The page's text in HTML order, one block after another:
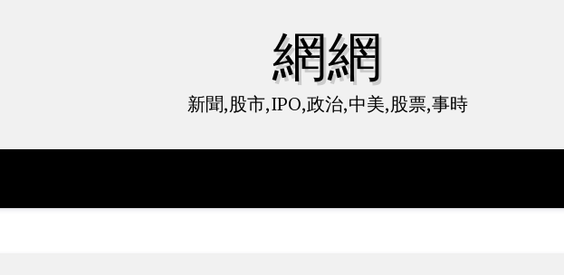
網網
新聞,股市,IPO,政治,中美,股票,事時